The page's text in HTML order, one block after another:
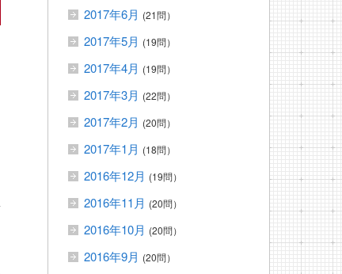
2017年6月 (21問）
2017年5月 (19問）
2017年4月 (19問）
2017年3月 (22問）
2017年2月 (20問）
2017年1月 (18問）
2016年12月 (19問）
2016年11月 (20問）
2016年10月 (20問）
2016年9月 (20問）